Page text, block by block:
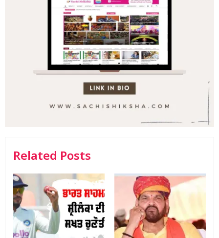
Related Posts